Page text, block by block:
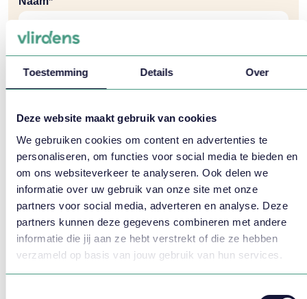
Toestemming Details Over
Deze website maakt gebruik van cookies
We gebruiken cookies om content en advertenties te
personaliseren, om functies voor social media te bieden en
om ons websiteverkeer te analyseren. Ook delen we
informatie over uw gebruik van onze site met onze
partners voor social media, adverteren en analyse. Deze
partners kunnen deze gegevens combineren met andere
informatie die jij aan ze hebt verstrekt of die ze hebben
verzameld op basis van jouw gebruik van hun services.
Meer weten?